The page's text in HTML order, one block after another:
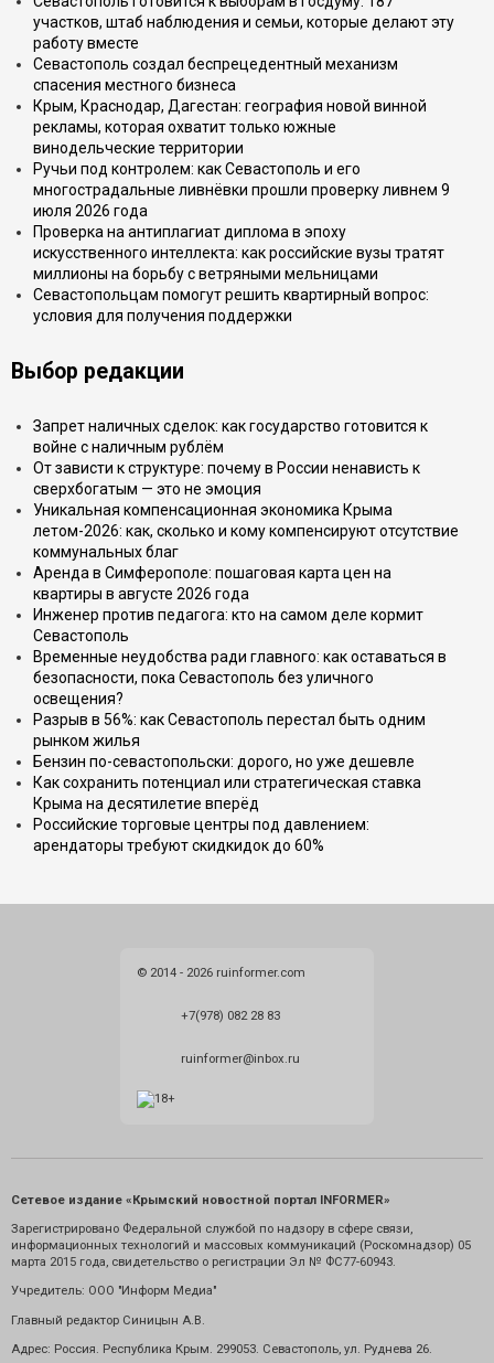
участков, штаб наблюдения и семьи, которые делают эту
работу вместе
Севастополь создал беспрецедентный механизм
спасения местного бизнеса
Крым, Краснодар, Дагестан: география новой винной
рекламы, которая охватит только южные
винодельческие территории
Ручьи под контролем: как Севастополь и его
многострадальные ливнёвки прошли проверку ливнем 9
июля 2026 года
Проверка на антиплагиат диплома в эпоху
искусственного интеллекта: как российские вузы тратят
миллионы на борьбу с ветряными мельницами
Севастопольцам помогут решить квартирный вопрос:
условия для получения поддержки
Выбор редакции
Запрет наличных сделок: как государство готовится к
войне с наличным рублём
От зависти к структуре: почему в России ненависть к
сверхбогатым — это не эмоция
Уникальная компенсационная экономика Крыма
летом-2026: как, сколько и кому компенсируют отсутствие
коммунальных благ
Аренда в Симферополе: пошаговая карта цен на
квартиры в августе 2026 года
Инженер против педагога: кто на самом деле кормит
Севастополь
Временные неудобства ради главного: как оставаться в
безопасности, пока Севастополь без уличного
освещения?
Разрыв в 56%: как Севастополь перестал быть одним
рынком жилья
Бензин по-севастопольски: дорого, но уже дешевле
Как сохранить потенциал или стратегическая ставка
Крыма на десятилетие вперёд
Российские торговые центры под давлением:
арендаторы требуют скидкидок до 60%
© 2014 - 2026 ruinformer.com
+7(978) 082 28 83
ruinformer@inbox.ru
Сетевое издание «Крымский новостной портал INFORMER»
Зарегистрировано Федеральной службой по надзору в сфере связи,
информационных технологий и массовых коммуникаций (Роскомнадзор) 05
марта 2015 года, свидетельство о регистрации Эл № ФС77-60943.
Учредитель: ООО "Информ Медиа"
Главный редактор Синицын А.В.
Адрес: Россия. Республика Крым. 299053. Севастополь, ул. Руднева 26.